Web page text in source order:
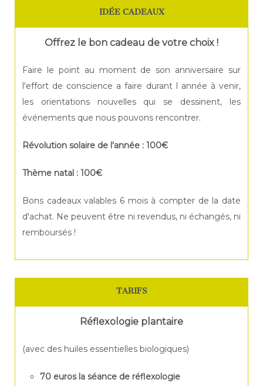
IDÉE CADEAUX
Offrez le bon cadeau de votre choix !
Faire le point au moment de son anniversaire sur
l'effort de conscience a faire durant l année à venir,
les orientations nouvelles qui se dessinent, les
événements que nous pouvons rencontrer.
Révolution solaire de l'année : 100€
Thème natal : 100€
Bons cadeaux valables 6 mois à compter de la date
d'achat. Ne peuvent être ni revendus, ni échangés, ni
remboursés !
TARIFS
Réflexologie plantaire
(avec des huiles essentielles biologiques)
70 euros la séance de réflexologie